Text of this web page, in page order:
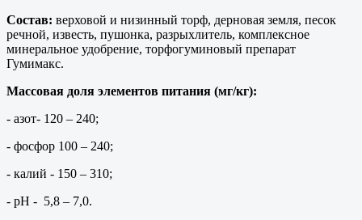
Состав: верховой и низинный торф, дерновая земля, песок
речной, известь, пушонка, разрыхлитель, комплексное
минеральное удобрение, торфогуминовый препарат
Гумимакс.
Массовая доля элементов питания (мг/кг):
- азот- 120 – 240;
- фосфор 100 – 240;
- калий - 150 – 310;
- рН - 5,8 – 7,0.